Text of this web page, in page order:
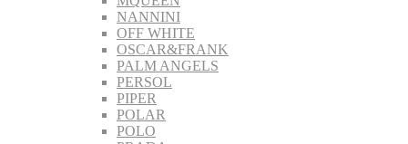
NANNINI
OFF WHITE
OSCAR&FRANK
PALM ANGELS
PERSOL
PIPER
POLAR
POLO